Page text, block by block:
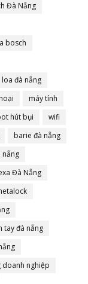
Đà Nẵng
bosch
loa đà nẵng
máy tính
hút bụi
wifi
barie đà nẵng
nẵng
Đà Nẵng
tay đà nẵng
nghiệp